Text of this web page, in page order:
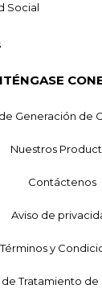
Social
Generación de
Nuestros
Contáctenos
Aviso de
Términos y
Tratamiento de